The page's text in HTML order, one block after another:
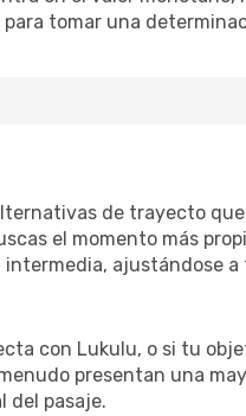
tomar una
de trayecto
el momento más
ajustándose
con Lukulu, o si tu
presentan una
del pasaje.